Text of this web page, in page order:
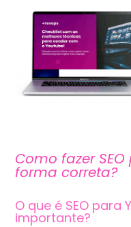
Como fazer
forma correta?
O que é SEO para
importante?